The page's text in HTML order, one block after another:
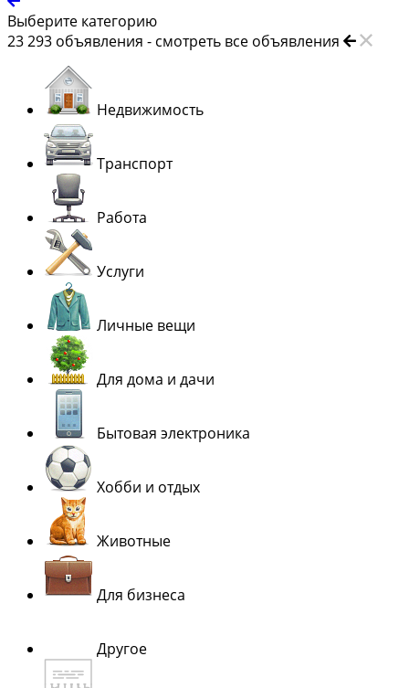
Выберите категорию
23 293 объявления - смотреть все объявления
Недвижимость
Транспорт
Работа
Услуги
Личные вещи
Для дома и дачи
Бытовая электроника
Хобби и отдых
Животные
Для бизнеса
Другое